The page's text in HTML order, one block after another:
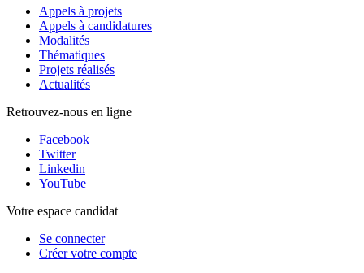
Appels à projets
Appels à candidatures
Modalités
Thématiques
Projets réalisés
Actualités
Retrouvez-nous en ligne
Facebook
Twitter
Linkedin
YouTube
Votre espace candidat
Se connecter
Créer votre compte